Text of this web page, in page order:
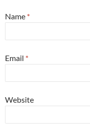
Name *
Email *
Website